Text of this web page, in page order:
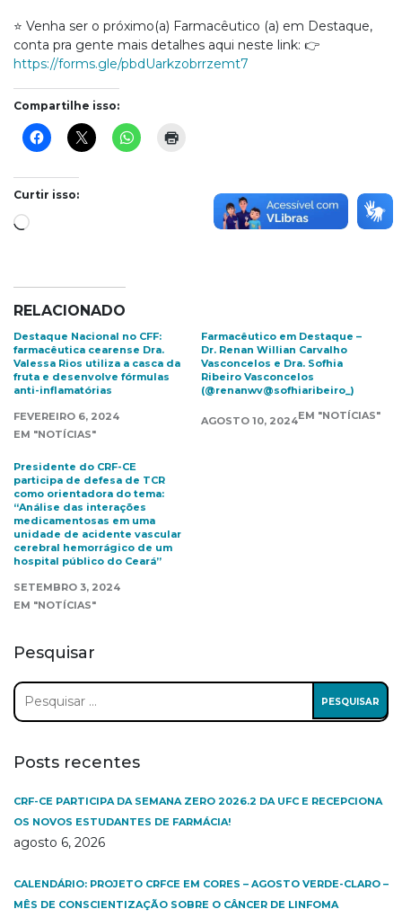
⭐ Venha ser o próximo(a) Farmacêutico (a) em Destaque,
conta pra gente mais detalhes aqui neste link: 👉
https://forms.gle/pbdUarkzobrrzemt7
Compartilhe isso:
Curtir isso:
Carregando...
RELACIONADO
Destaque Nacional no CFF:
farmacêutica cearense Dra.
Valessa Rios utiliza a casca da
fruta e desenvolve fórmulas
anti-inflamatórias
FEVEREIRO 6, 2024
EM "NOTÍCIAS"
Farmacêutico em Destaque –
Dr. Renan Willian Carvalho
Vasconcelos e Dra. Sofhia
Ribeiro Vasconcelos
(@renanwv@sofhiaribeiro_)
AGOSTO 10, 2024EM "NOTÍCIAS"
Presidente do CRF-CE
participa de defesa de TCR
como orientadora do tema:
“Análise das interações
medicamentosas em uma
unidade de acidente vascular
cerebral hemorrágico de um
hospital público do Ceará”
SETEMBRO 3, 2024
EM "NOTÍCIAS"
Pesquisar
Pesquisar
por:
Posts recentes
CRF-CE PARTICIPA DA SEMANA ZERO 2026.2 DA UFC E RECEPCIONA
OS NOVOS ESTUDANTES DE FARMÁCIA!
agosto 6, 2026
CALENDÁRIO: PROJETO CRFCE EM CORES – AGOSTO VERDE-CLARO –
MÊS DE CONSCIENTIZAÇÃO SOBRE O CÂNCER DE LINFOMA